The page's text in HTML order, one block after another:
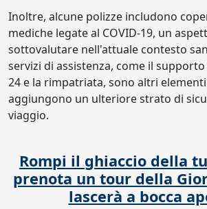
Inoltre, alcune polizze includono
mediche legate al COVID-19, un
sottovalutare nell'attuale contesto
servizi di assistenza, come il
24 e la rimpatriata, sono altri
aggiungono un ulteriore strato di
viaggio.
Rompi il ghiaccio della
prenota un tour della
lascerà a bocca